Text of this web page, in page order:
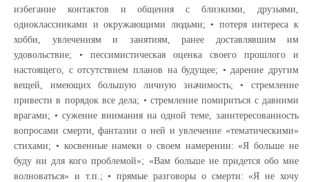
избегание контактов и общения с близкими, друзьями,
одноклассниками и окружающими людьми; • потеря интереса к
хобби, увлечениям и занятиям, ранее доставлявшим им
удовольствие; • пессимистическая оценка своего прошлого и
настоящего, с отсутствием планов на будущее; • дарение другим
вещей, имеющих большую личную значимость; • стремление
привести в порядок все дела; • стремление помириться с давними
врагами; • сужение внимания на одной теме, заинтересованность
вопросами смерти, фантазии о ней и увлечение «тематическими»
стихами; • косвенные намеки о своем намерении: «Я больше не
буду ни для кого проблемой»; «Вам больше не придется обо мне
волноваться» и т.п.; • прямые разговоры о смерти: «Я не хочу